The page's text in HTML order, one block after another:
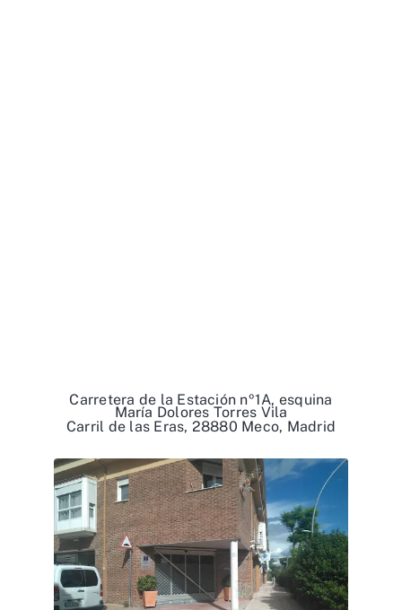
María Dolores Torres Vila
Carretera de la Estación nº1A, esquina
Carril de las Eras, 28880 Meco, Madrid